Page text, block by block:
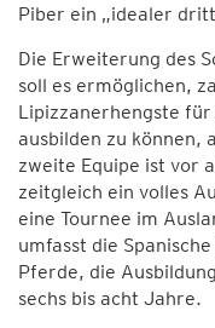
Piber ein „idealer
Die Erweiterung des
soll es ermöglichen,
Lipizzanerhengste
ausbilden zu können,
zweite Equipe ist vor
zeitgleich ein volles
eine Tournee im
umfasst die
Pferde, die
sechs bis acht Jahre.